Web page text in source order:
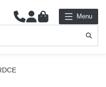
0 Menu